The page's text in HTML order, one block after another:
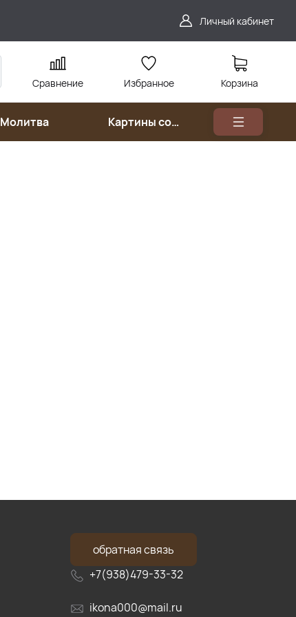
Личный кабинет
Сравнение Избранное Корзина
Молитва
Картины со
святыми
обратная связь
+7(938)479-33-32
ikona000@mail.ru